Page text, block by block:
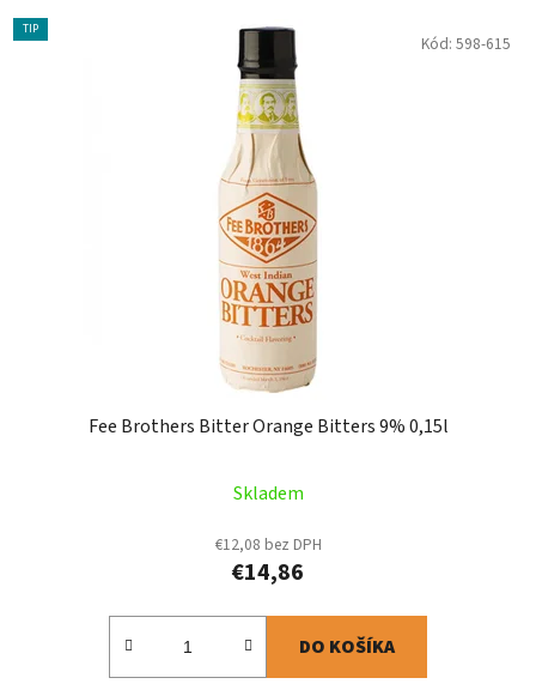
TIP
Fee Brothers Bitter Orange Bitters 9% 0,15l
Skladem
€12,08 bez DPH
€14,86
DO KOŠÍKA
Kód: 598-615